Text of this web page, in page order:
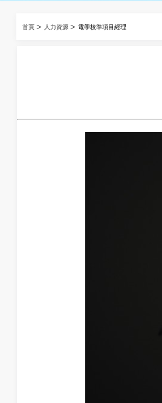
首頁 > 人力資源 > 電學校準項目經理